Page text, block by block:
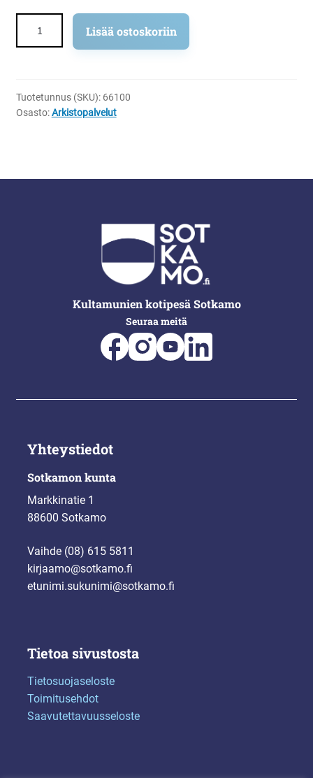
Tiedonhakumaksut
Lisää ostoskoriin
Tuotetunnus (SKU): 66100
Osasto:Arkistopalvelut
Kultamunien kotipesä Sotkamo
Seuraa meitä
Yhteystiedot
Sotkamon kunta
Markkinatie 1
88600 Sotkamo
Vaihde (08) 615 5811
kirjaamo@sotkamo.fi
etunimi.sukunimi@sotkamo.fi
Tietoa sivustosta
Tietosuojaseloste
Toimitusehdot
Saavutettavuusseloste